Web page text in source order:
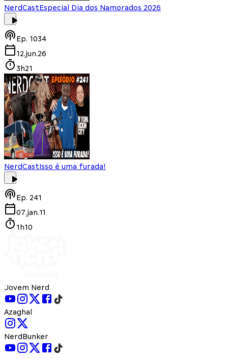
NerdCastEspecial Dia dos Namorados 2026
Ep. 1034
12.jun.26
3h21
NerdCastIsso é uma furada!
Ep. 241
07.jan.11
1h10
Jovem Nerd
Azaghal
NerdBunker